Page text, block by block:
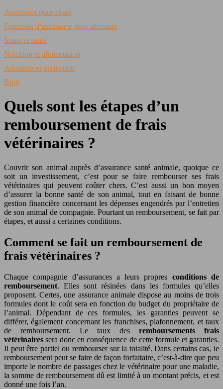
Assurance pour chats
Formules d’assurance pour animaux
Soins et santé
Nutrition et alimentation
Adoption et protection
Blog
Quels sont les étapes d’un
remboursement de frais
vétérinaires ?
Couvrir son animal auprès d’assurance santé animale, quoique ce
soit un investissement, c’est pour se faire rembourser ses frais
vétérinaires qui peuvent coûter chers. C’est aussi un bon moyen
d’assurer la bonne santé de son animal, tout en faisant de bonne
gestion financière concernant les dépenses engendrés par l’entretien
de son animal de compagnie. Pourtant un remboursement, se fait par
étapes, et aussi a certaines conditions.
Comment se fait un remboursement de
frais vétérinaires ?
Chaque compagnie d’assurances a leurs propres conditions de
remboursement. Elles sont résinées dans les formules qu’elles
proposent. Certes, une assurance animale dispose au moins de trois
formules dont le coût sera en fonction du budget du propriétaire de
l’animal. Dépendant de ces formules, les garanties peuvent se
différer, également concernant les franchises, plafonnement, et taux
de remboursement. Le taux des remboursements frais
vétérinaires sera donc en conséquence de cette formule et garanties.
Il peut être partiel ou rembourser sur la totalité. Dans certains cas, le
remboursement peut se faire de façon forfaitaire, c’est-à-dire que peu
importe le nombre de passages chez le vétérinaire pour une maladie,
la somme de remboursement dû est limité à un montant précis, et est
donné une fois l’an.